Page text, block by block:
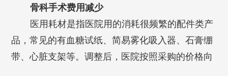
骨科手术费用减少
医用耗材是指医院用的消耗很频繁的配件类产
品，常见的有血糖试纸、简易雾化吸入器、石膏绷
带、心脏支架等。调整后，医院按照采购的价格向